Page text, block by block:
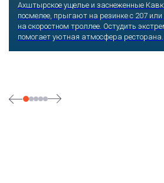
Ахштырское ущелье и заснеженные
посмелее, прыгают на резинке с 207
на скоростном троллее. Остудить
помогает уютная атмосфера ресторана.